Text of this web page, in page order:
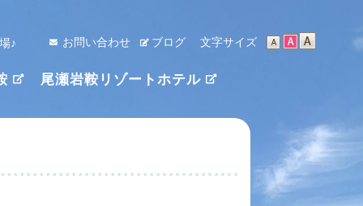
♪
お問い合わせ ブログ 文字サイズ
尾瀬岩鞍リゾートホテル